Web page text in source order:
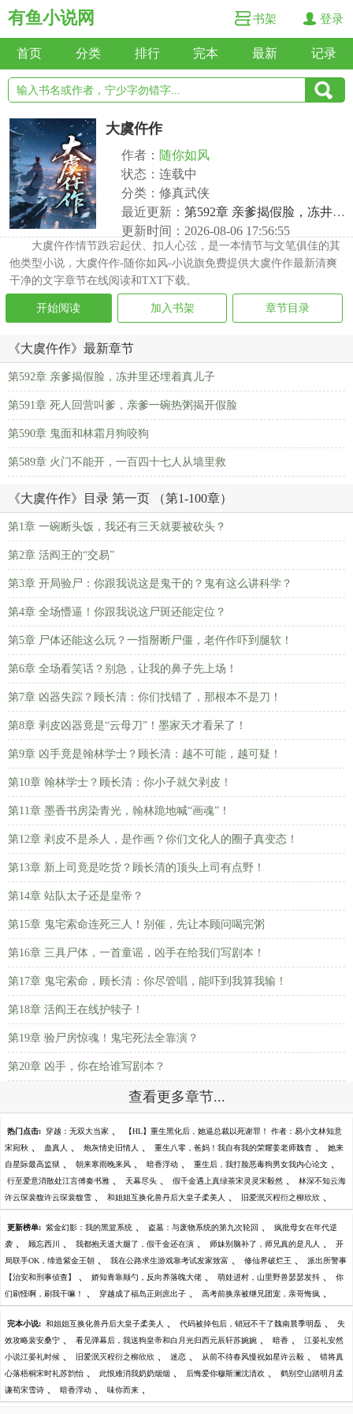
有鱼小说网 书架 登录
首页 分类 排行 完本 最新 记录
大虞仵作
作者： 随你如风
状态：连载中
分类：修真武侠
最近更新： 第592章 亲爹揭假脸，冻井里还埋着真儿子
更新时间：2026-08-06 17:56:55
大虞仵作情节跌宕起伏、扣人心弦，是一本情节与文笔俱佳的其
他类型小说，大虞仵作-随你如风-小说旗免费提供大虞仵作最新清爽
干净的文字章节在线阅读和TXT下载。
开始阅读 加入书架 章节目录
《大虞仵作》最新章节
第592章 亲爹揭假脸，冻井里还埋着真儿子
第591章 死人回营叫爹，亲爹一碗热粥揭开假脸
第590章 鬼面和林霜月狗咬狗
第589章 火门不能开，一百四十七人从墙里救
《大虞仵作》目录 第一页 （第1-100章）
第1章 一碗断头饭，我还有三天就要被砍头？
第2章 活阎王的“交易”
第3章 开局验尸：你跟我说这是鬼干的？鬼有这么讲科学？
第4章 全场懵逼！你跟我说这尸斑还能定位？
第5章 尸体还能这么玩？一指掰断尸僵，老仵作吓到腿软！
第6章 全场看笑话？别急，让我的鼻子先上场！
第7章 凶器失踪？顾长清：你们找错了，那根本不是刀！
第8章 剥皮凶器竟是“云母刀”！墨家天才看呆了！
第9章 凶手竟是翰林学士？顾长清：越不可能，越可疑！
第10章 翰林学士？顾长清：你小子就欠剥皮！
第11章 墨香书房染青光，翰林跪地喊“画魂”！
第12章 剥皮不是杀人，是作画？你们文化人的圈子真变态！
第13章 新上司竟是吃货？顾长清的顶头上司有点野！
第14章 站队太子还是皇帝？
第15章 鬼宅索命连死三人！别催，先让本顾问喝完粥
第16章 三具尸体，一首童谣，凶手在给我们写剧本！
第17章 鬼宅索命，顾长清：你尽管唱，能吓到我算我输！
第18章 活阎王在线护犊子！
第19章 验尸房惊魂！鬼宅死法全靠演？
第20章 凶手，你在给谁写剧本？
查看更多章节...
热门点击: 穿越：无双大当家 、 【HL】重生黑化后，她逼总裁以死谢罪！ 作者：易小文林知意
宋宛秋 、 蛊真人 、 炮灰情史旧情人 、 重生八零，爸妈！我自有我的荣耀姜老师魏杳 、 她来
自星际最高监狱 、 朝来寒雨晚来风 、 暗香浮动 、 重生后，我打脸恶毒狗男女我内心论文 、
行至爱意消散处江言傅秦书雅 、 天幕尽头 、 假千金遇上真绿茶宋灵灵宋毅然 、 林深不知云海
许云琛裴馥许云琛裴馥雪 、 和姐姐互换化兽丹后大皇子柔美人 、 旧爱泯灭程衍之柳欣欣 、
更新榜单: 紫金幻影：我的黑篮系统 、 盗墓：与废物系统的第九次轮回 、 疯批母女在年代逆
袭 、 顾忘西川 、 我都抱天道大腿了，假千金还在演 、 师妹别脑补了，师兄真的是凡人 、 开
局联手OK，缔造紫金王朝 、 我在公路求生游戏靠考试发家致富 、 修仙界破烂王 、 派出所警事
【治安和刑事侦查】 、 娇知青靠颠勺，反向养落魄大佬 、 萌娃进村，山里野兽瑟瑟发抖 、 你
们刷怪啊，刷我干嘛！ 、 穿越成了福岛正则庶出子 、 高考前换亲被继兄团宠，亲哥悔疯 、
完本小说: 和姐姐互换化兽丹后大皇子柔美人 、 代码被掉包后，销冠不干了魏南晨季明磊 、 失
效攻略裴安桑宁 、 看见弹幕后，我送狗皇帝和白月光归西元辰轩苏婉婉 、 暗香 、 江晏礼安然
小说江晏礼时候 、 旧爱泯灭程衍之柳欣欣 、 迷恋 、 从前不待春风慢祝如星许云毅 、 错将真
心落梧桐宋时礼苏韵怡 、 此恨难消我奶奶烟烟 、 后悔爱你穆斯澜沈清欢 、 鹤别空山踏明月孟
谦荀宋雪诗 、 暗香浮动 、 味你而来 、